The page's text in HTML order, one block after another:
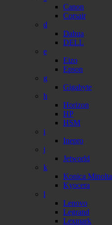
Canon
Corsair
d
Dahua
DELL
e
Eizo
Epson
g
Gigabyte
h
Horizon
HP
HSM
i
Inepro
j
Jetworld
k
Konica Minolta
Kyocera
l
Lenovo
Legrand
Lexmark